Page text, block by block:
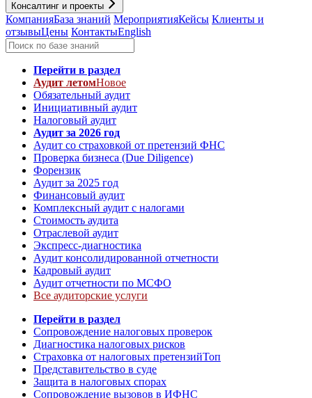
Консалтинг и проекты
КомпанияБаза знаний МероприятияКейсы Клиенты и
отзывыЦены КонтактыEnglish
Перейти в раздел
Аудит летомНовое
Обязательный аудит
Инициативный аудит
Налоговый аудит
Аудит за 2026 год
Аудит со страховкой от претензий ФНС
Проверка бизнеса (Due Diligence)
Форензик
Аудит за 2025 год
Финансовый аудит
Комплексный аудит с налогами
Стоимость аудита
Отраслевой аудит
Экспресс-диагностика
Аудит консолидированной отчетности
Кадровый аудит
Аудит отчетности по МСФО
Все аудиторские услуги
Перейти в раздел
Сопровождение налоговых проверок
Диагностика налоговых рисков
Страховка от налоговых претензийТоп
Представительство в суде
Защита в налоговых спорах
Сопровождение вызовов в ИФНС